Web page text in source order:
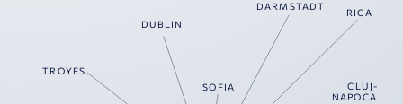
DUBLIN
DARMSTADT
RIGA
CLUJ-
NAPOCA
SOFIA
TROYES